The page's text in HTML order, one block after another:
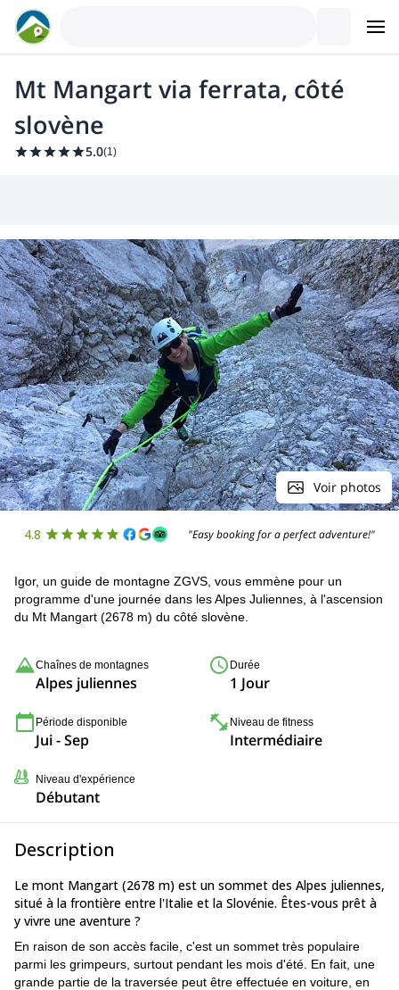
Mt Mangart via ferrata, côté
slovène
5.0(1)
Voir photos
4.8 "Easy booking for a perfect adventure!"
Igor, un guide de montagne ZGVS, vous emmène pour un
programme d'une journée dans les Alpes Juliennes, à l'ascension
du Mt Mangart (2678 m) du côté slovène.
Chaînes de montagnes
Alpes juliennes
Durée
1 Jour
Période disponible
Jui - Sep
Niveau de fitness
Intermédiaire
Niveau d'expérience
Débutant
Description
Le mont Mangart (2678 m) est un sommet des Alpes juliennes,
situé à la frontière entre l'Italie et la Slovénie. Êtes-vous prêt à
y vivre une aventure ?
En raison de son accès facile, c'est un sommet très populaire
parmi les grimpeurs, surtout pendant les mois d'été. En fait, une
grande partie de la traversée peut être effectuée en voiture, en